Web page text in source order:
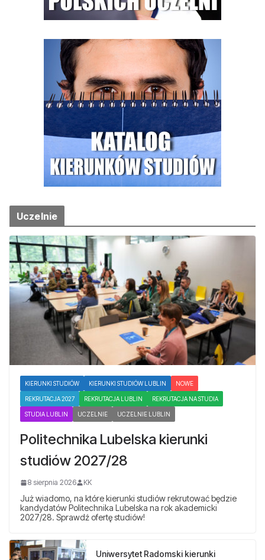
Uczelnie
KIERUNKI STUDIÓW KIERUNKI STUDIÓW LUBLIN NOWE
REKRUTACJA 2027 REKRUTACJA LUBLIN REKRUTACJA NA STUDIA
STUDIA LUBLIN UCZELNIE UCZELNIE LUBLIN
Politechnika Lubelska kierunki
studiów 2027/28
8 sierpnia 2026 KK
Już wiadomo, na które kierunki studiów rekrutować będzie
kandydatów Politechnika Lubelska na rok akademicki
2027/28. Sprawdź ofertę studiów!
Uniwersytet Radomski kierunki